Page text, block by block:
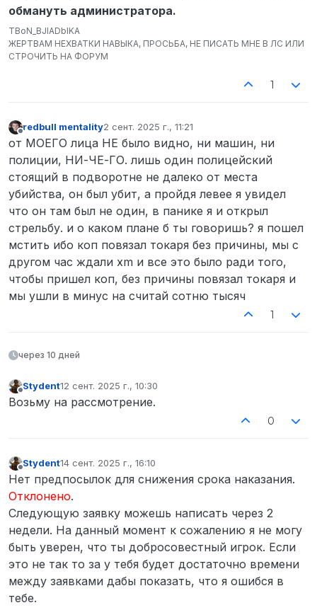
пошел убивать, но как оказывается без
квонты мои действия попали под рдм,
целью кому-то помешать, исходили из
идеи мести за утраченные деньги, но
на объяснения причины килла не имеют
обмануть администратора.
TBoN_BJIADbIKA
ЖЕРТВАМ НЕХВАТКИ НАВЫКА, ПРОСЬБА, НЕ ПИСАТЬ МНЕ В ЛС ИЛИ
СТРОЧИТЬ НА ФОРУМ
1
Не в сети
redbull mentality2 сент. 2025 г., 11:21
отредактировано
от МОЕГО лица НЕ было видно, ни машин, ни
полиции, НИ-ЧЕ-ГО. лишь один полицейский
стоящий в подворотне не далеко от места
убийства, он был убит, а пройдя левее я увидел
что он там был не один, в панике я и открыл
стрельбу. и о каком плане б ты говоришь? я пошел
мстить ибо коп повязал токаря без причины, мы с
другом час ждали xm и все это было ради того,
чтобы пришел коп, без причины повязал токаря и
мы ушли в минус на считай сотню тысяч
1
через 10 дней
Stydent12 сент. 2025 г., 10:30
отредактировано
Возьму на рассмотрение.
0
Stydent14 сент. 2025 г., 16:10
отредактировано
Нет предпосылок для снижения срока наказания.
Отклонено.
Следующую заявку можешь написать через 2
недели. На данный момент к сожалению я не могу
быть уверен, что ты добросовестный игрок. Если
это не так то за у тебя будет достаточно времени
между заявками дабы показать, что я ошибся в
тебе.